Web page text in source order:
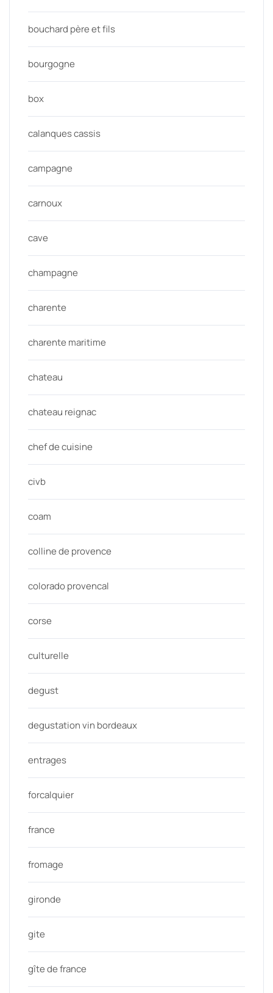
bouchard père et fils
bourgogne
box
calanques cassis
campagne
carnoux
cave
champagne
charente
charente maritime
chateau
chateau reignac
chef de cuisine
civb
coam
colline de provence
colorado provencal
corse
culturelle
degust
degustation vin bordeaux
entrages
forcalquier
france
fromage
gironde
gite
gîte de france